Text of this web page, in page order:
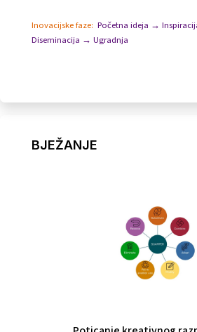
Inovacijske faze: Početna ideja →
Diseminacija → Ugradnja
BJEŽANJE